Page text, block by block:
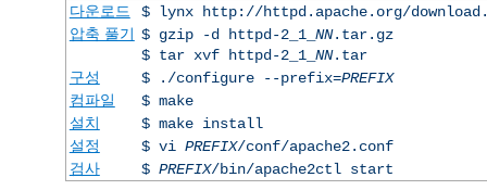
다운로드
$ lynx http://httpd.apache.org/
압축 풀기 $ gzip -d httpd-2_1_ NN.tar.gz
$ tar xvf httpd-2_1_ NN.tar
구성
$ ./configure --prefix=PREFIX
컴파일
$ make
설치
$ make install
설정
$ vi PREFIX/conf/apache2.conf
검사
$ PREFIX/bin/apache2ctl start